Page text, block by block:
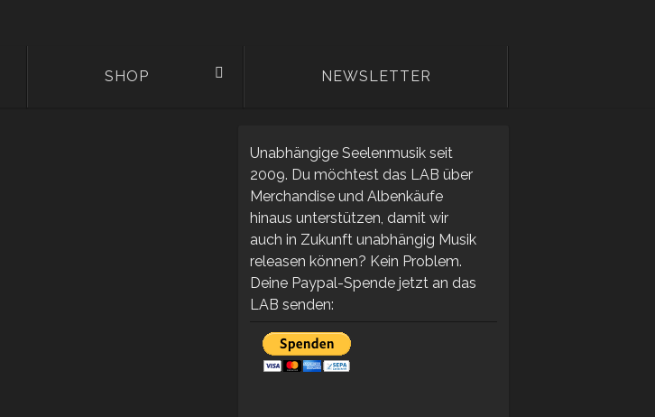
SHOP NEWSLETTER
Unabhängige Seelenmusik seit
2009. Du möchtest das LAB über
Merchandise und Albenkäufe
hinaus unterstützen, damit wir
auch in Zukunft unabhängig Musik
releasen können? Kein Problem.
Deine Paypal-Spende jetzt an das
LAB senden: